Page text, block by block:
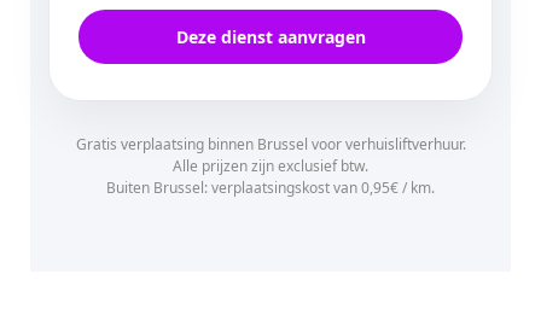
Deze dienst aanvragen
Gratis verplaatsing binnen Brussel voor verhuisliftverhuur.
Alle prijzen zijn exclusief btw.
Buiten Brussel: verplaatsingskost van 0,95€ / km.